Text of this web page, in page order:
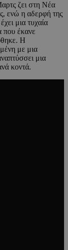
ζει στη Νέα
ενώ η αδερφή της
μια τυχαία
που έκανε
Η
με μια
μια
κοντά.